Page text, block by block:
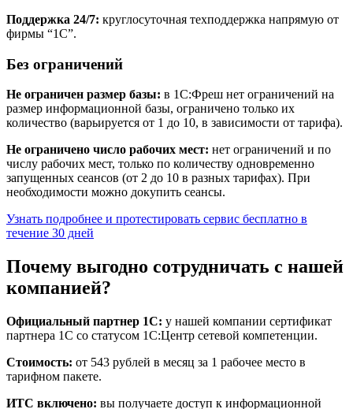
Поддержка 24/7: круглосуточная техподдержка напрямую от
фирмы “1С”.
Без ограничений
Не ограничен размер базы: в 1С:Фреш нет ограничений на
размер информационной базы, ограничено только их
количество (варьируется от 1 до 10, в зависимости от тарифа).
Не ограничено число рабочих мест: нет ограничений и по
числу рабочих мест, только по количеству одновременно
запущенных сеансов (от 2 до 10 в разных тарифах). При
необходимости можно докупить сеансы.
Узнать подробнее и протестировать сервис бесплатно в
течение 30 дней
Почему выгодно сотрудничать с нашей
компанией?
Официальный партнер 1С: у нашей компании сертификат
партнера 1С со статусом 1С:Центр сетевой компетенции.
Стоимость: от 543 рублей в месяц за 1 рабочее место в
тарифном пакете.
ИТС включено: вы получаете доступ к информационной